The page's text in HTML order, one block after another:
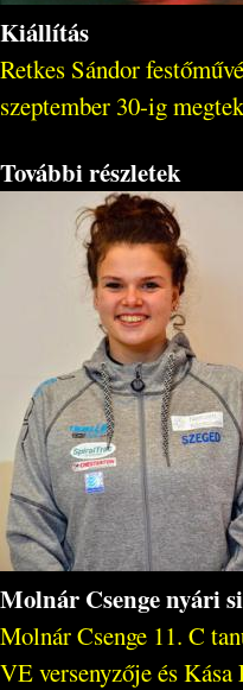
Kiállítás
Retkes Sándor
szeptember 30-ig
További részletek
Molnár Csenge nyári
Molnár Csenge 11. C
VE versenyzője és